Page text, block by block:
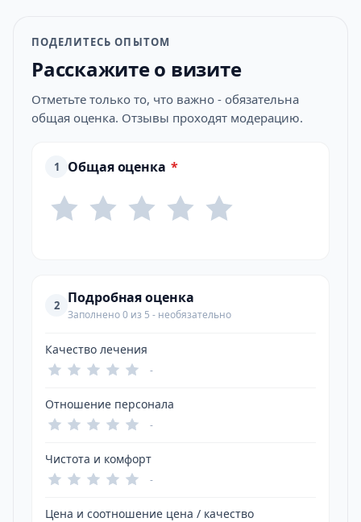
ПОДЕЛИТЕСЬ ОПЫТОМ
Расскажите о визите
Отметьте только то, что важно - обязательна
общая оценка. Отзывы проходят модерацию.
1 Общая оценка *
2 Подробная оценка
Заполнено 0 из 5 - необязательно
Качество лечения
-
Отношение персонала
-
Чистота и комфорт
-
Цена и соотношение цена / качество